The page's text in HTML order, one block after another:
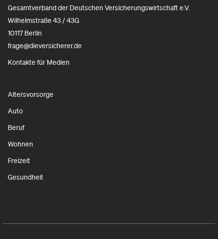
Gesamtverband der Deutschen Versicherungswirtschaft e.V.
Wilhelmstraße 43 / 43G
10117 Berlin
frage@dieversicherer.de
Kontakte für Medien
Altersvorsorge
Auto
Beruf
Wohnen
Freizeit
Gesundheit